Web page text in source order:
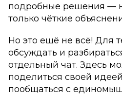
подробные решения —
только чёткие
Но это ещё не всё! Для
обсуждать и
отдельный чат. Здесь
поделиться своей
пообщаться с